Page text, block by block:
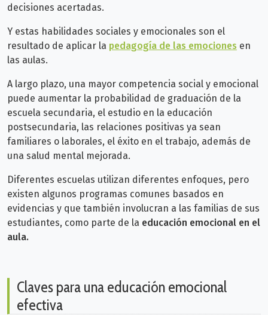
decisiones acertadas.
Y estas habilidades sociales y emocionales son el
resultado de aplicar la pedagogía de las emociones en
las aulas.
A largo plazo, una mayor competencia social y emocional
puede aumentar la probabilidad de graduación de la
escuela secundaria, el estudio en la educación
postsecundaria, las relaciones positivas ya sean
familiares o laborales, el éxito en el trabajo, además de
una salud mental mejorada.
Diferentes escuelas utilizan diferentes enfoques, pero
existen algunos programas comunes basados en
evidencias y que también involucran a las familias de sus
estudiantes, como parte de la educación emocional en el
aula.
Claves para una educación emocional
efectiva